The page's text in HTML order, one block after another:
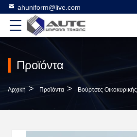
ahuniform@live.com
Προϊόντα
Αρχική > Προϊόντα > Βούρτσες Οικοκυρικής